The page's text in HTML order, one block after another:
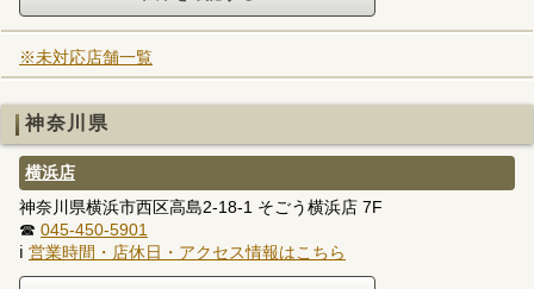
※未対応店舗一覧
神奈川県
横浜店
神奈川県横浜市西区高島2-18-1 そごう横浜店 7F
☎ 045-450-5901
ℹ 営業時間・店休日・アクセス情報はこちら